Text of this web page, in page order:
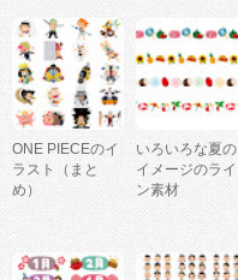
ONE PIECEのイ
ラスト（まと
め）
いろいろな夏の
イメージのライ
ン素材